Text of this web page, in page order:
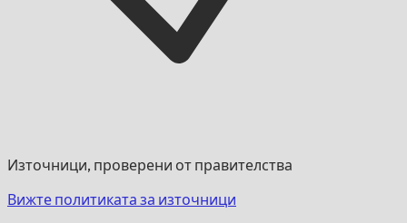
Източници, проверени от правителства
Вижте политиката за източници